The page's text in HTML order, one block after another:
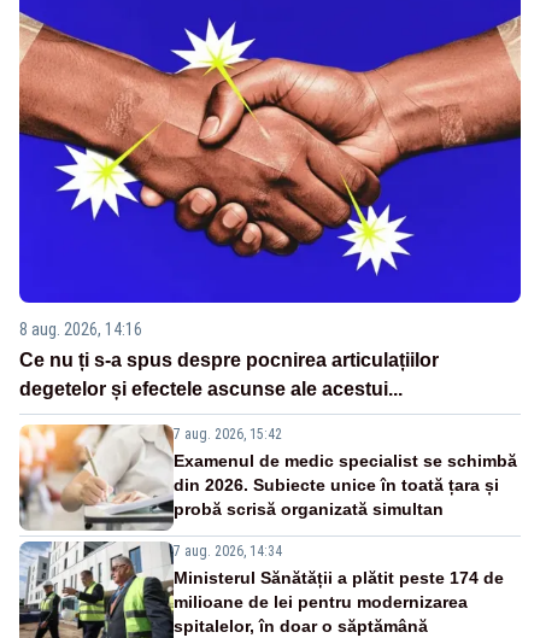
8 aug. 2026, 14:16
Ce nu ți s-a spus despre pocnirea articulațiilor
degetelor și efectele ascunse ale acestui...
7 aug. 2026, 15:42
Examenul de medic specialist se schimbă
din 2026. Subiecte unice în toată țara și
probă scrisă organizată simultan
7 aug. 2026, 14:34
Ministerul Sănătății a plătit peste 174 de
milioane de lei pentru modernizarea
spitalelor, în doar o săptămână